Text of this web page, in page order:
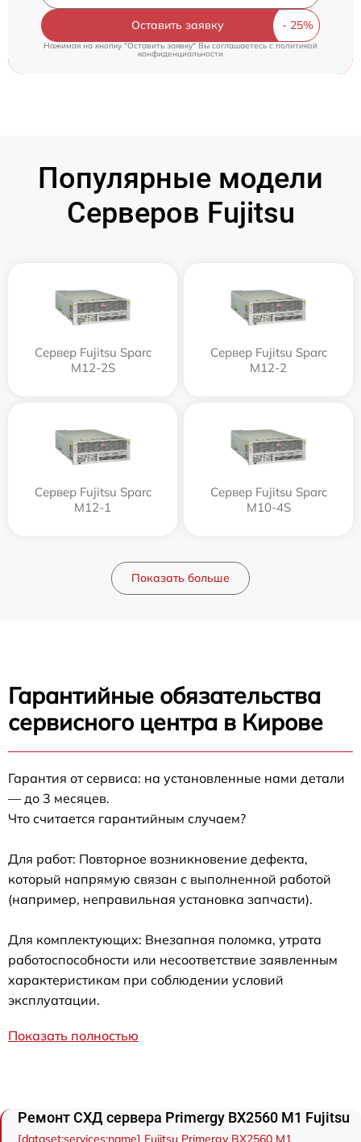
Оставить заявку
Нажимая на кнопку "Оставить заявку" Вы соглашаетесь cполитикой
конфиденциальности
Популярные модели
Серверов Fujitsu
Сервер Fujitsu Sparc
M12-2S
Сервер Fujitsu Sparc
M12-2
Сервер Fujitsu Sparc
M12-1
Сервер Fujitsu Sparc
M10-4S
Показать больше
Гарантийные обязательства
сервисного центра в Кирове
Гарантия от сервиса: на установленные нами детали
— до 3 месяцев.
Что считается гарантийным случаем?
Для работ: Повторное возникновение дефекта,
который напрямую связан с выполненной работой
(например, неправильная установка запчасти).
Для комплектующих: Внезапная поломка, утрата
работоспособности или несоответствие заявленным
характеристикам при соблюдении условий
эксплуатации.
Показать полностью
Ремонт СХД сервера Primergy BX2560 M1 Fujitsu
[dataset:services:name] Fujitsu Primergy BX2560 M1